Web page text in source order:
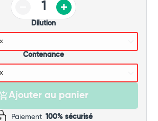
Dilution
Contenance
Ajouter au panier
Paiement 100% sécurisé